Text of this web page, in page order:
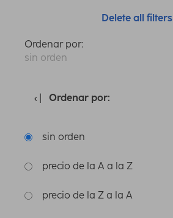
Delete all filters
Ordenar por:
sin orden
Ordenar por:
sin orden
precio de la A a la Z
precio de la Z a la A